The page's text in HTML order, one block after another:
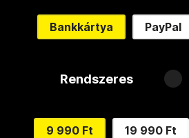
Bankkártya PayPal
Rendszeres
9 990 Ft 19 990 Ft